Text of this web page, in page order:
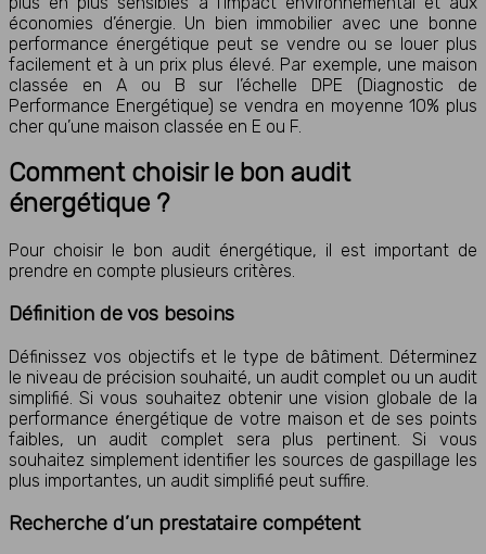
économies d’énergie. Un bien immobilier avec une bonne
performance énergétique peut se vendre ou se louer plus
facilement et à un prix plus élevé. Par exemple, une maison
classée en A ou B sur l’échelle DPE (Diagnostic de
Performance Energétique) se vendra en moyenne 10% plus
cher qu’une maison classée en E ou F.
Comment choisir le bon audit
énergétique ?
Pour choisir le bon audit énergétique, il est important de
prendre en compte plusieurs critères.
Définition de vos besoins
Définissez vos objectifs et le type de bâtiment. Déterminez
le niveau de précision souhaité, un audit complet ou un audit
simplifié. Si vous souhaitez obtenir une vision globale de la
performance énergétique de votre maison et de ses points
faibles, un audit complet sera plus pertinent. Si vous
souhaitez simplement identifier les sources de gaspillage les
plus importantes, un audit simplifié peut suffire.
Recherche d’un prestataire compétent